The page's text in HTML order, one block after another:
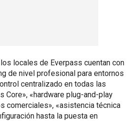
locales de Everpass cuentan con
de nivel profesional para entornos
centralizado en todas las
Core», «hardware plug-and-play
comerciales», «asistencia técnica
hasta la puesta en